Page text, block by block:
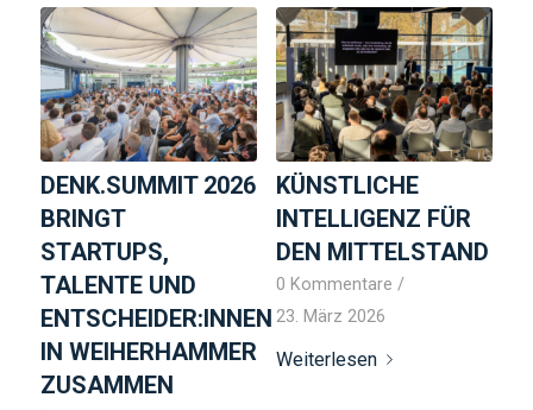
DENK.SUMMIT 2026
BRINGT
STARTUPS,
TALENTE UND
ENTSCHEIDER:INNEN
IN WEIHERHAMMER
ZUSAMMEN
KÜNSTLICHE
INTELLIGENZ FÜR
DEN MITTELSTAND
0 Kommentare /
23. März 2026
Weiterlesen